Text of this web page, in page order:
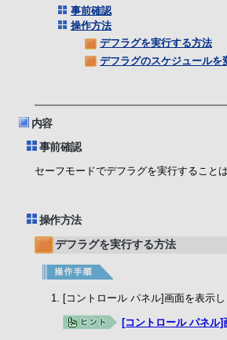
事前確認
操作方法
デフラグを実行する方法
デフラグのスケジュールを
内容
事前確認
セーフモードでデフラグを実行すること
操作方法
デフラグを実行する方法
[コントロール パネル]画面を表示し
[コントロール パネル]